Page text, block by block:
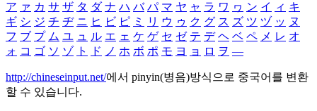
ア ァ カ サ ザ タ ダ ナ ハ バ パ マ ヤ ャ ラ ワ ヮ ン イ ィ キ
ギ シ ジ チ ヂ ニ ヒ ビ ピ ミ リ ウ ゥ ク グ ス ズ ツ ヅ ッ ヌ
フ ブ プ ム ユ ュ ル エ ェ ケ ゲ セ ゼ テ デ ヘ ベ ペ メ レ オ
ォ コ ゴ ソ ゾ ト ド ノ ホ ボ ポ モ ヨ ョ ロ ヲ ―
http://chineseinput.net/에서 pinyin(병음)방식으로 중국어를 변환
할 수 있습니다.